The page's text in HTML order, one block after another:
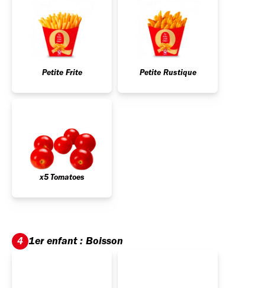
Petite Frite Petite Rustique
x5 Tomatoes
4 1er enfant : Boisson